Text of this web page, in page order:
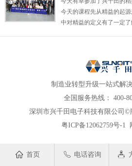
今天的课程先从精益的起
中对精益的定义有了一定
制造业转型升级一站式解
全国服务热线：
400-
深圳市兴千田电子科技有限公司©
粤ICP备12062759号-1
首页 电话咨询